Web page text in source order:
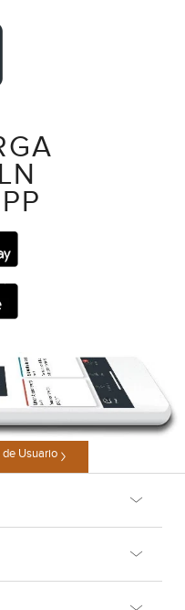
Usuario